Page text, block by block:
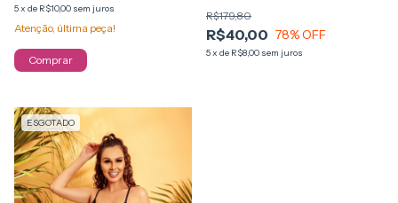
5x de R$10,00 sem juros
Atenção, última peça!
Comprar
R$40,00
R$179,80
78% OFF
5x de R$8,00 sem juros
ESGOTADO